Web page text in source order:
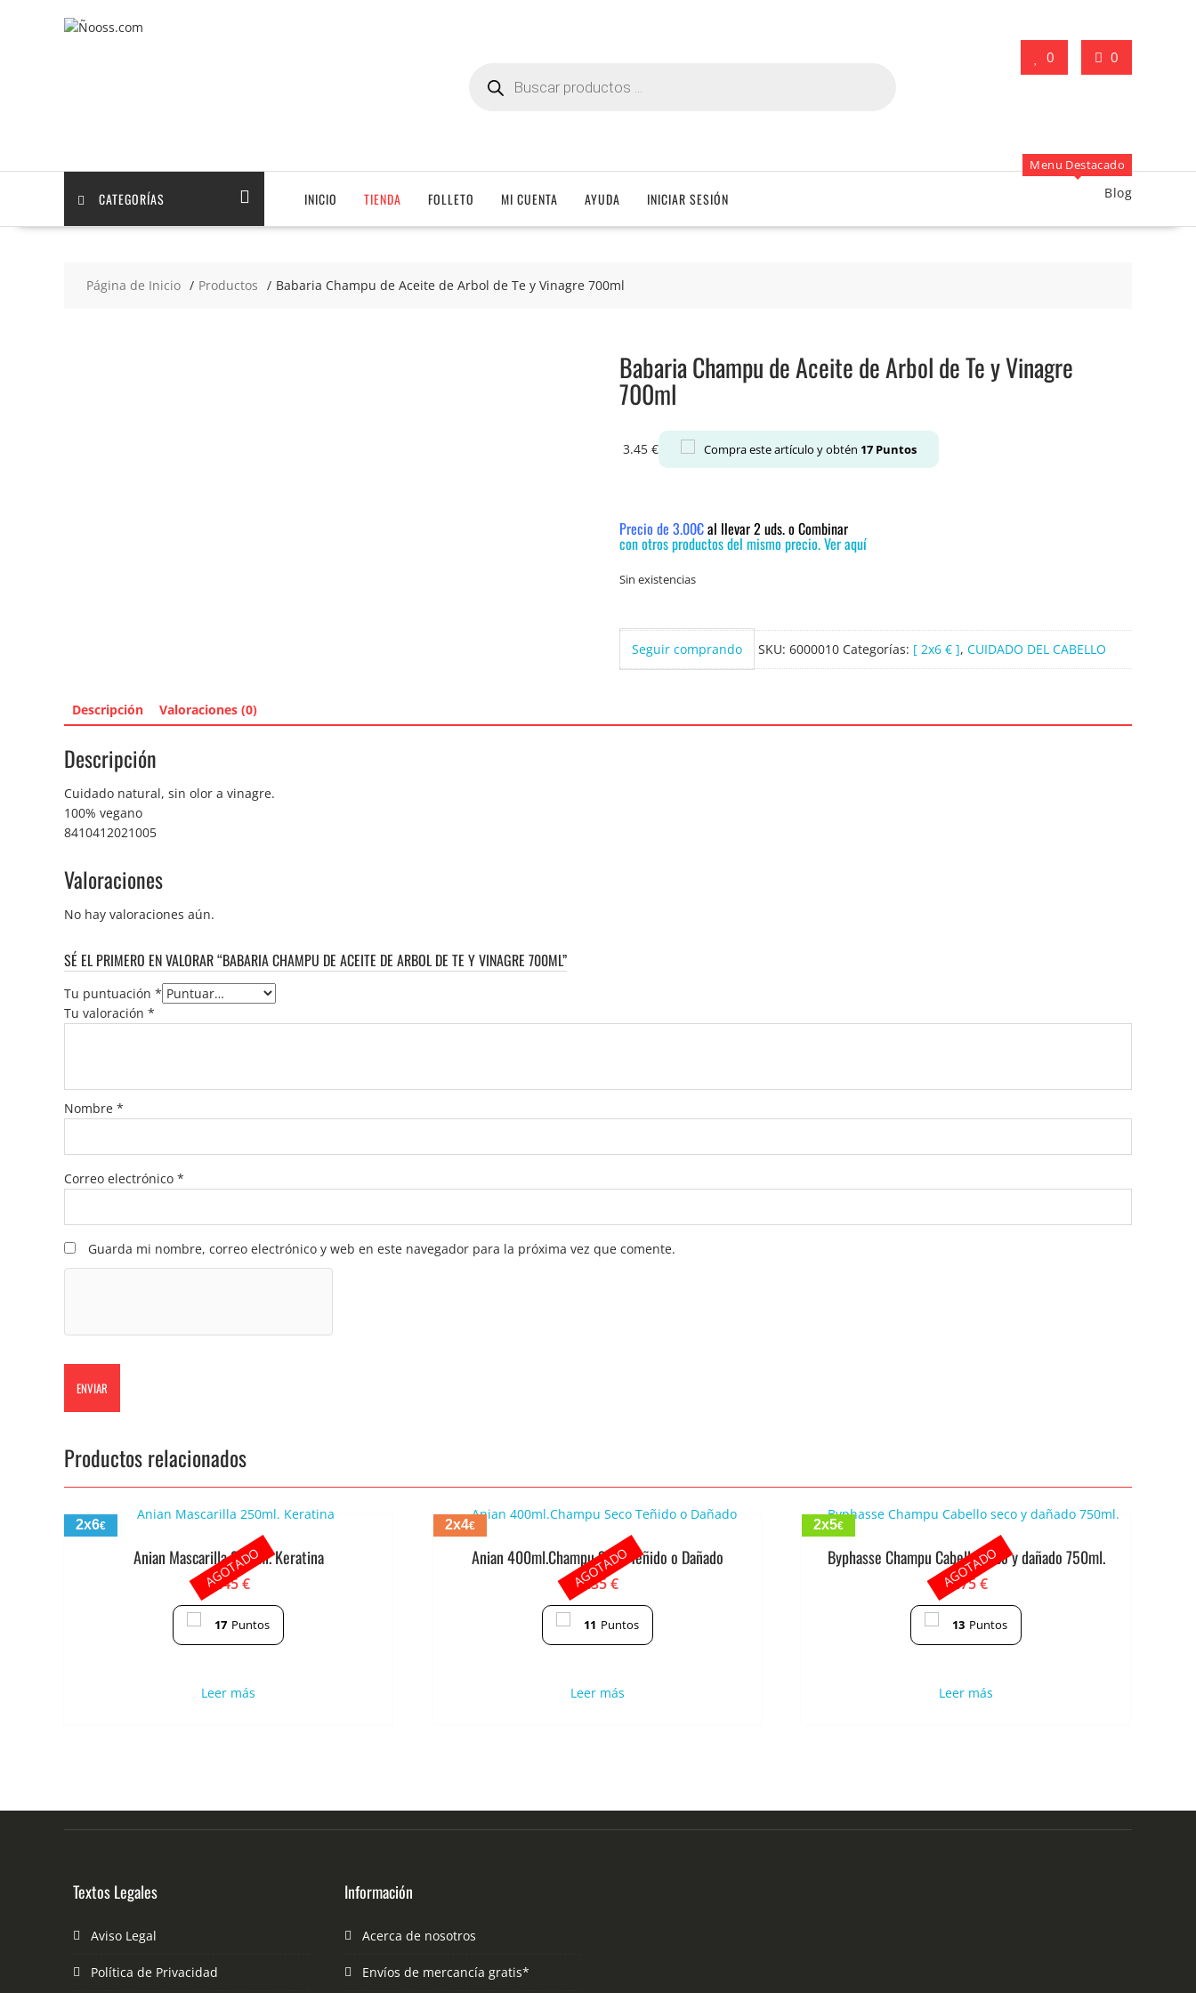
0 0
productos
CATEGORÍAS INICIO TIENDA FOLLETO MI CUENTA AYUDA INICIAR SESIÓN
Menu Destacado
Blog
Página de Inicio Productos Babaria Champu de Aceite de Arbol de Te y Vinagre 700ml
Babaria Champu de Aceite de Arbol de Te y Vinagre
700ml
3.45 € Compra este artículo y obtén 17 Puntos
Precio de 3.00€al llevar 2 uds. o Combinar
con otros productos del mismo precio. Ver aquí
Sin existencias
Seguir comprando SKU: 6000010 Categorías: [ 2x6 € ], CUIDADO DEL CABELLO
Descripción Valoraciones (0)
Descripción
Cuidado natural, sin olor a vinagre.
100% vegano
8410412021005
Valoraciones
No hay valoraciones aún.
SÉ EL PRIMERO EN VALORAR “BABARIA CHAMPU DE ACEITE DE ARBOL DE TE Y VINAGRE 700ML”
Tu puntuación *
Tu valoración *
Nombre *
Correo electrónico *
Guarda mi nombre, correo electrónico y web en este navegador para la próxima vez que comente.
Productos relacionados
2x6€
Anian Mascarilla 250ml. Keratina
3.45€
17 Puntos
Leer más
AGOTADO
2x4€
Anian 400ml.Champu Seco Teñido o Dañado
2.35€
11 Puntos
Leer más
AGOTADO
2x5€
Byphasse Champu Cabello seco y dañado 750ml.
2.75€
13 Puntos
Leer más
AGOTADO
Textos Legales
Aviso Legal
Política de Privacidad
Información
Acerca de nosotros
Envíos de mercancía gratis*